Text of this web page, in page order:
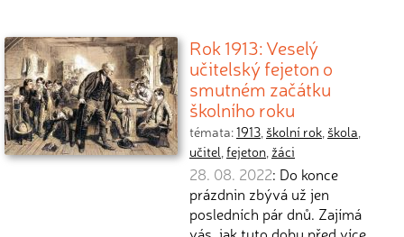
Rok 1913: Veselý
učitelský fejeton o
smutném začátku
školního roku
témata:1913, školní rok, škola,
učitel,fejeton, žáci
28. 08. 2022: Do konce
prázdnin zbývá už jen
posledních pár dnů. Zajímá